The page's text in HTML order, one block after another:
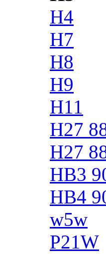
H4
H7
H8
H9
H11
H27
H27
HB3
HB4
w5w
P21W